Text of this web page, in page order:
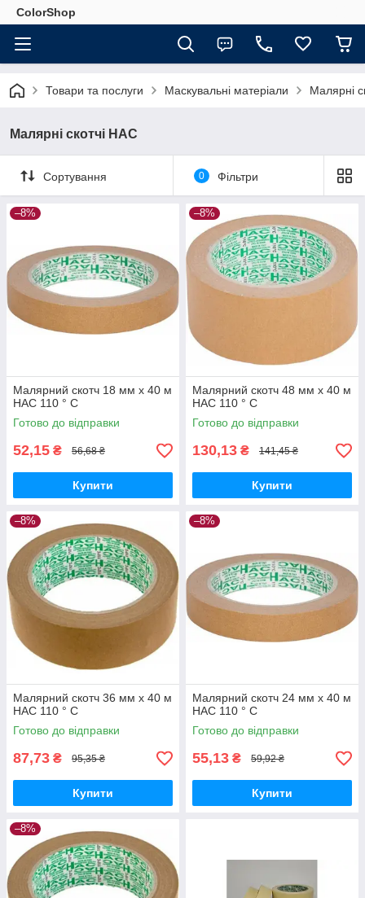
ColorShop
Товари та послуги Маскувальні матеріали Малярні
Малярні скотчі HAC
Сортування 0 Фільтри
–8%
Малярний скотч 18 мм х 40 м
HAC 110 ° С
Готово до відправки
52,15 ₴ 56,68 ₴
Купити
–8%
Малярний скотч 48 мм х 40 м
HAC 110 ° С
Готово до відправки
130,13 ₴ 141,45 ₴
Купити
–8%
Малярний скотч 36 мм х 40 м
HAC 110 ° С
Готово до відправки
87,73 ₴ 95,35 ₴
Купити
–8%
Малярний скотч 24 мм х 40 м
HAC 110 ° С
Готово до відправки
55,13 ₴ 59,92 ₴
Купити
–8%